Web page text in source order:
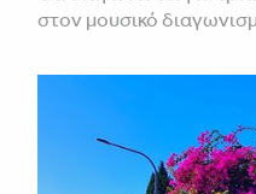
στον μουσικό